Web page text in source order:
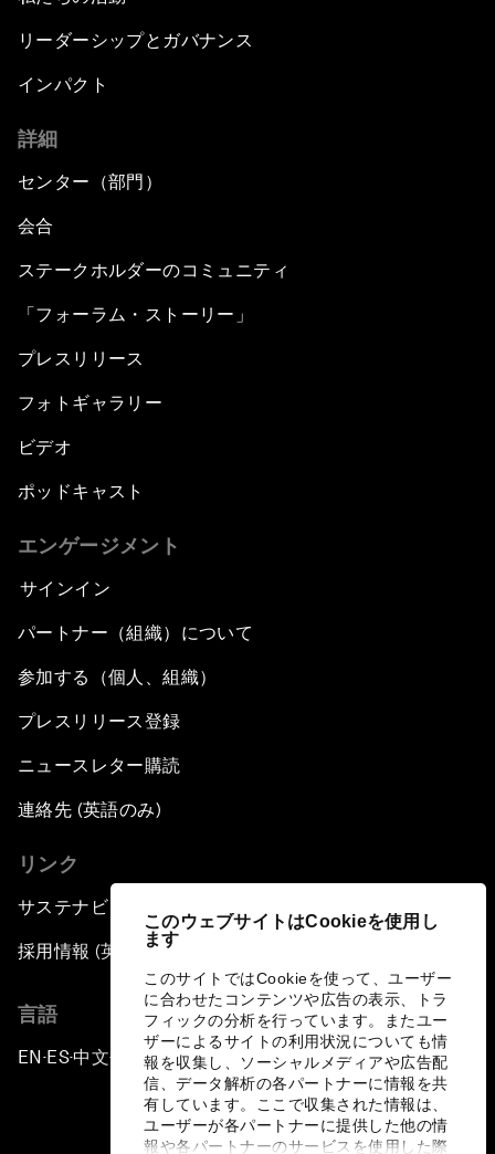
このウェブサイトはCookieを使用し
ます
このサイトではCookieを使って、ユーザー
に合わせたコンテンツや広告の表示、トラ
フィックの分析を行っています。またユー
ザーによるサイトの利用状況についても情
報を収集し、ソーシャルメディアや広告配
信、データ解析の各パートナーに情報を共
有しています。ここで収集された情報は、
ユーザーが各パートナーに提供した他の情
報や各パートナーのサービスを使用した際
リーダーシップとガバナンス
インパクト
詳細
センター（部門）
会合
ステークホルダーのコミュニティ
「フォーラム・ストーリー」
プレスリリース
フォトギャラリー
ビデオ
ポッドキャスト
エンゲージメント
サインイン
パートナー（組織）について
参加する（個人、組織）
プレスリリース登録
ニュースレター購読
連絡先 (英語のみ)
リンク
サステナビリティへの取り組み
採用情報 (英語のみ)
言語
EN ▪ES▪中文▪ 日本語